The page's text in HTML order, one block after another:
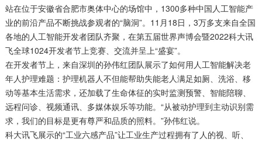
站在位于安徽省合肥市奥体中心的场馆中，1300多种中国人工智能产
业的前沿产品不断挑战参观者的“脑洞”。11月18日，3万多支来自全国
各地的人工智能开发者团队齐聚，在第五届世界声博会暨2022科大讯
飞全球1024开发者节上竞赛、交流并呈上“盛宴”。
在开发者节上，来自深圳的孙伟红团队展示了如何用人工智能解决老
年人护理难题：护理机器人不但能帮助失能老人满足如厕、洗浴、移
动等基本生活需求，还加载了生命体征的实时监测预警、智能陪聊、
远程问诊、视频通讯、多媒体娱乐等功能。“从被动护理到主动识别需
求，我们的目标是更有尊严和品质的照料。”孙伟红说。
科大讯飞展示的“工业六感产品”让工业生产过程拥有了人的视、听、